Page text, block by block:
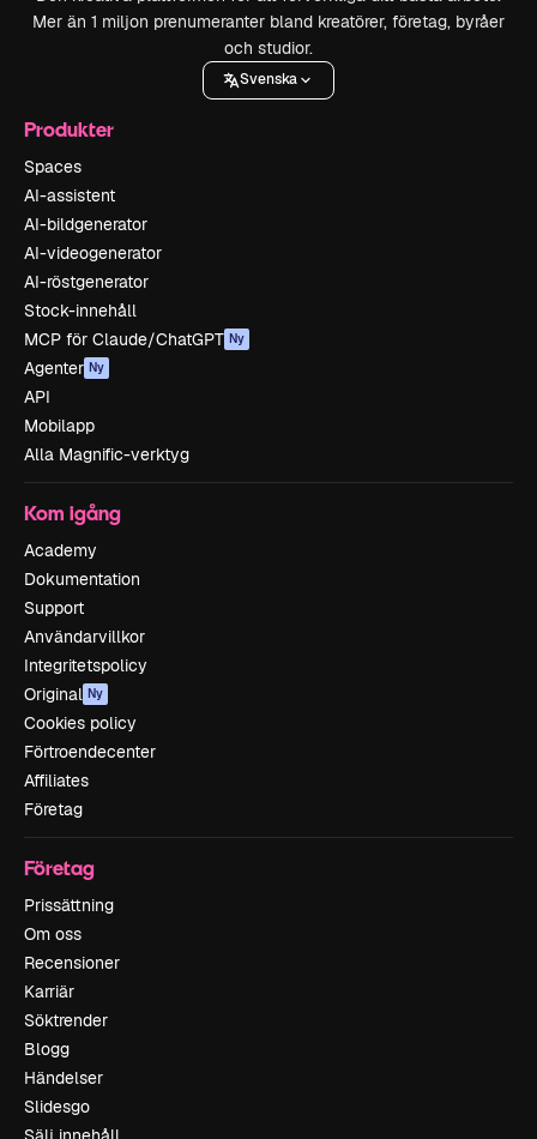
Mer än 1 miljon prenumeranter bland kreatörer, företag, byråer
och studior.
Svenska
Produkter
Spaces
AI-assistent
AI-bildgenerator
AI-videogenerator
AI-röstgenerator
Stock-innehåll
MCP för Claude/ChatGPT Ny
Agenter Ny
API
Mobilapp
Alla Magnific-verktyg
Kom igång
Academy
Dokumentation
Support
Användarvillkor
Integritetspolicy
Original Ny
Cookies policy
Förtroendecenter
Affiliates
Företag
Företag
Prissättning
Om oss
Recensioner
Karriär
Söktrender
Blogg
Händelser
Slidesgo